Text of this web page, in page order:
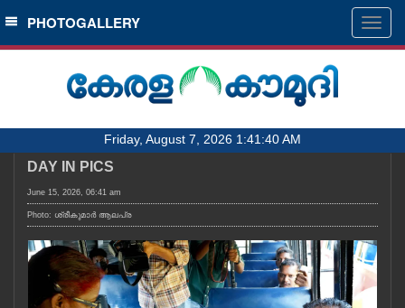
SECTIONS
HOME
NOTIFIED NEWS
KERALA
LOCAL
PHOTOGALLERY
Friday, August 7, 2026 1:41:40 AM
DAY IN PICS
June 15, 2026, 06:41 am
Photo: ശ്രീകുമാർ ആലപ്ര